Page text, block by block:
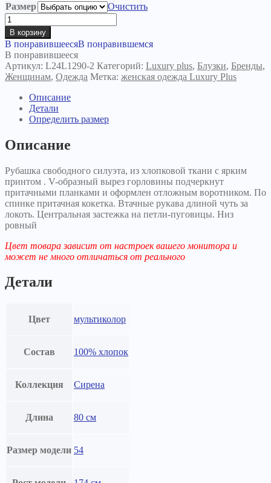
Размер
Очистить
Количество
товара
Рубашка
Сирена
белая
В корзину
В понравившеесяВ понравившемся
В понравившееся
Артикул: L24L1290-2 Категорий: Luxury plus, Блузки, Бренды,
Женщинам, Одежда Метка: женская одежда Luxury Plus
Описание
Детали
Определить размер
Описание
Рубашка свободного силуэта, из хлопковой ткани с ярким
принтом . V-образный вырез горловины подчеркнут
притачными планками и оформлен отложным воротником. По
спинке притачная кокетка. Втачные рукава длиной чуть за
локоть. Центральная застежка на петли-пуговицы. Низ
ровный
Цвет товара зависит от настроек вашего монитора и
может не много отличаться от реального
Детали
Цвет мультиколор
Состав 100% хлопок
Коллекция Сирена
Длина 80 см
Размер модели 54